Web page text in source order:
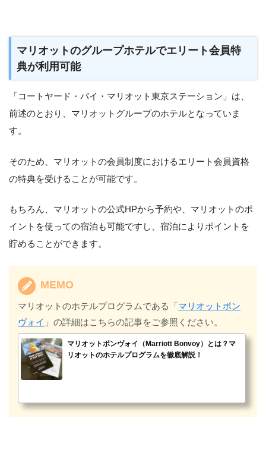
マリオットのグループホテルでエリート会員特
典が利用可能
「コートヤード・バイ・マリオット東京ステーション」は、
前述のとおり、マリオットグループのホテルとなっていま
す。
そのため、マリオットの会員制度におけるエリート会員資格
の特典を受けることが可能です。
もちろん、マリオットの公式HPから予約や、マリオットのポ
イントを使っての宿泊も可能ですし、宿泊によりポイントを
貯めることができます。
MEMO
マリオットのホテルプログラムである「マリオットボン
ヴォイ 」の詳細はこちらの記事をご参照ください。
マリオットボンヴォイ（Marriott Bonvoy）とは？マ
リオットのホテルプログラムを徹底解説！